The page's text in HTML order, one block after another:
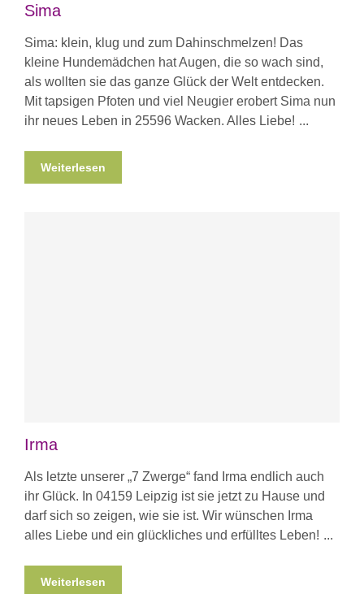
Sima
Sima: klein, klug und zum Dahinschmelzen! Das
kleine Hundemädchen hat Augen, die so wach sind,
als wollten sie das ganze Glück der Welt entdecken.
Mit tapsigen Pfoten und viel Neugier erobert Sima nun
ihr neues Leben in 25596 Wacken. Alles Liebe!
Weiterlesen
Irma
Als letzte unserer „7 Zwerge“ fand Irma endlich auch
ihr Glück. In 04159 Leipzig ist sie jetzt zu Hause und
darf sich so zeigen, wie sie ist. Wir wünschen Irma
alles Liebe und ein glückliches und erfülltes Leben!
Weiterlesen